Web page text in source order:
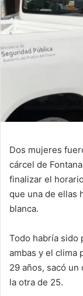
Dos mujeres
cárcel de
finalizar el
que una de ellas
blanca.
Todo habría sido
ambas y el clima
29 años, sacó
la otra de 25.